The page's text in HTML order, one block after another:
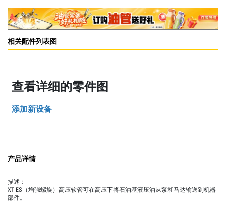
相关配件列表图
查看详细的零件图
添加新设备
产品详情
描述：
XT ES（增强螺旋）高压软管可在高压下将石油基液压油从泵和马达输送到机器
部件。